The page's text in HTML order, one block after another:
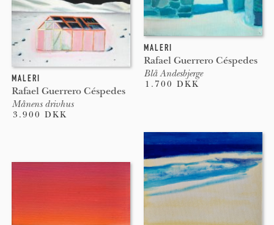
MALERI
Rafael Guerrero Céspedes
Blå Andesbjerge
1.700 DKK
MALERI
Rafael Guerrero Céspedes
Månens drivhus
3.900 DKK